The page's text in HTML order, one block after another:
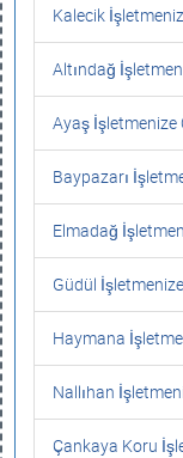
Kalecik
Altındağ
Ayaş İşletmenize
Baypazarı
Elmadağ
Güdül
Haymana
Nallıhan
Çankaya Koru